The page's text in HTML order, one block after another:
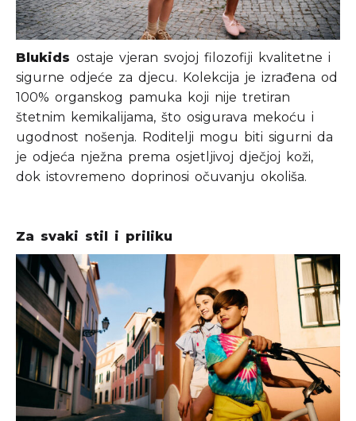
Blukids ostaje vjeran svojoj filozofiji kvalitetne i
sigurne odjeće za djecu. Kolekcija je izrađena od
100% organskog pamuka koji nije tretiran
štetnim kemikalijama, što osigurava mekoću i
ugodnost nošenja. Roditelji mogu biti sigurni da
je odjeća nježna prema osjetljivoj dječjoj koži,
dok istovremeno doprinosi očuvanju okoliša.
Za svaki stil i priliku